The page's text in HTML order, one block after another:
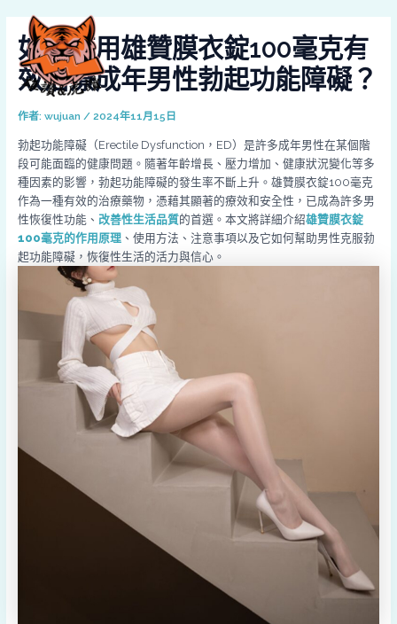
如何使用雄贊膜衣錠100毫克有
效治療成年男性勃起功能障礙？
作者: wujuan / 2024年11月15日
勃起功能障礙（Erectile Dysfunction，ED）是許多成年男性在某個階
段可能面臨的健康問題。隨著年齡增長、壓力增加、健康狀況變化等多
種因素的影響，勃起功能障礙的發生率不斷上升。雄贊膜衣錠100毫克
作為一種有效的治療藥物，憑藉其顯著的療效和安全性，已成為許多男
性恢復性功能、 改善性生活品質的首選。本文將詳細介紹雄贊膜衣錠
100毫克的作用原理、使用方法、注意事項以及它如何幫助男性克服勃
起功能障礙，恢復性生活的活力與信心。
navigation